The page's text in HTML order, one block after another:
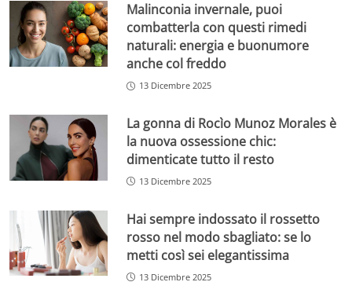
Malinconia invernale, puoi
combatterla con questi rimedi
naturali: energia e buonumore
anche col freddo
13 Dicembre 2025
La gonna di Rocìo Munoz Morales è
la nuova ossessione chic:
dimenticate tutto il resto
13 Dicembre 2025
Hai sempre indossato il rossetto
rosso nel modo sbagliato: se lo
metti così sei elegantissima
13 Dicembre 2025